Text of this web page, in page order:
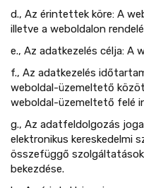
d., Az érintettek köre: A
illetve a weboldalon
e., Az adatkezelés célja: A
f., Az adatkezelés
weboldal-üzemeltető
weboldal-üzemeltető felé
g., Az adatfeldolgozás
elektronikus kereskedelmi
összefüggő szolgáltatások
bekezdése.